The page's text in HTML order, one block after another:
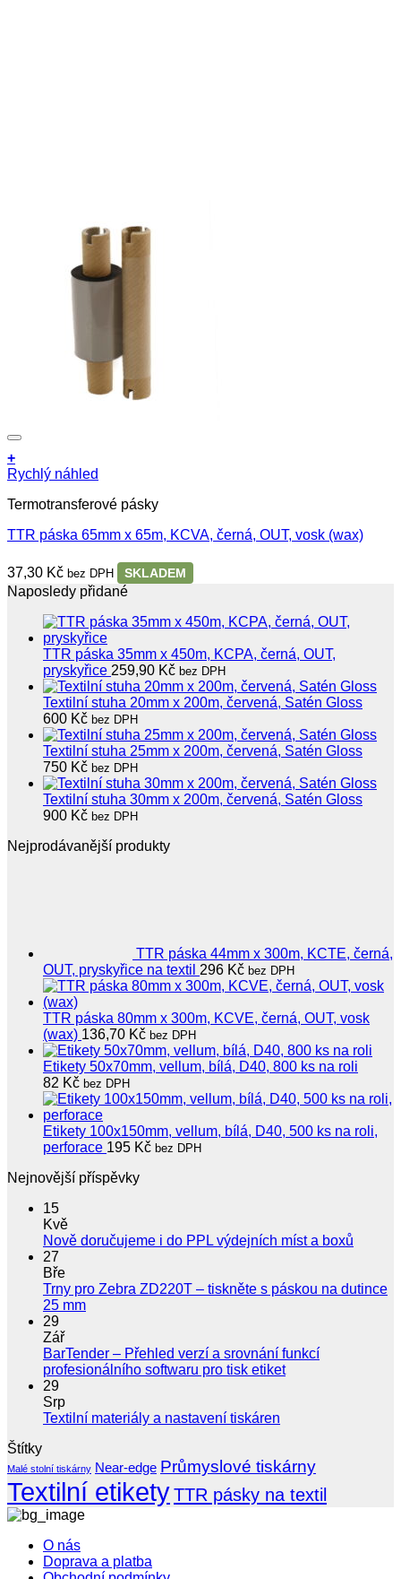
+
Rychlý náhled
Termotransferové pásky
TTR páska 65mm x 65m, KCVA, černá, OUT, vosk (wax)
37,30 Kč bez DPH SKLADEM
Naposledy přidané
TTR páska 35mm x 450m, KCPA, černá, OUT,
pryskyřice 259,90 Kč bez DPH
Textilní stuha 20mm x 200m, červená, Satén Gloss
600 Kč bez DPH
Textilní stuha 25mm x 200m, červená, Satén Gloss
750 Kč bez DPH
Textilní stuha 30mm x 200m, červená, Satén Gloss
900 Kč bez DPH
Nejprodávanější produkty
TTR páska 44mm x 300m, KCTE, černá,
OUT, pryskyřice na textil 296 Kč bez DPH
TTR páska 80mm x 300m, KCVE, černá, OUT, vosk
(wax) 136,70 Kč bez DPH
Etikety 50x70mm, vellum, bílá, D40, 800 ks na roli
82 Kč bez DPH
Etikety 100x150mm, vellum, bílá, D40, 500 ks na roli,
perforace 195 Kč bez DPH
Nejnovější příspěvky
15
Kvě
Nově doručujeme i do PPL výdejních míst a boxů
textu
27
Bře
Trny pro Zebra ZD220T – tiskněte s páskou na dutince
25 mmŽádné
textu
s
pro
–
tiskněte
páskou
25
29
Zář
BarTender – Přehled verzí a srovnání funkcí
profesionálního softwaru pro tisk etiketŽádné
BarTender
Přehled
29
Srp
Textilní materiály a nastavení tiskáren
textu
názvem
Štítky
Malé stolní tiskárny Near-edge Průmyslové tiskárny
Textilní etiketyTTR pásky na textil
O nás
Doprava a platba